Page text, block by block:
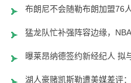
布朗尼不会随勒布朗加盟76
猛龙队忙补强阵容边缘，
曝莱昂纳德签约新经纪人 拟
湖人豪赌凯斯勒遭美媒差评